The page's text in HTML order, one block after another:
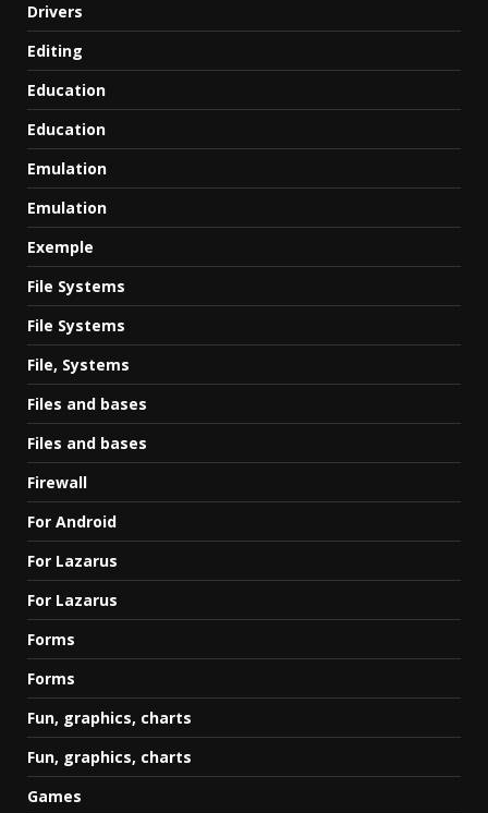
Drivers
Editing
Education
Education
Emulation
Emulation
Exemple
File Systems
File Systems
File, Systems
Files and bases
Files and bases
Firewall
For Android
For Lazarus
For Lazarus
Forms
Forms
Fun, graphics, charts
Fun, graphics, charts
Games